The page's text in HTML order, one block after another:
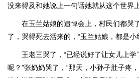
没来得及和她说上一句话她就从这个世界
在玉兰姑娘的追悼会上，村民们都哭
了，哭得死去活来的，“玉兰姑娘，都是小
王老三哭了，“已经说好了让女儿上
呢？”张奶奶哭了，“那天，小孙子肚子疼